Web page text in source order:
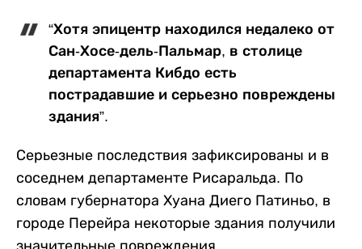
“Хотя эпицентр находился недалеко от
Сан-Хосе-дель-Пальмар, в столице
департамента Кибдо есть
пострадавшие и серьезно повреждены
здания”.
Серьезные последствия зафиксированы и в
соседнем департаменте Рисаральда. По
словам губернатора Хуана Диего Патиньо, в
городе Перейра некоторые здания получили
значительные повреждения.